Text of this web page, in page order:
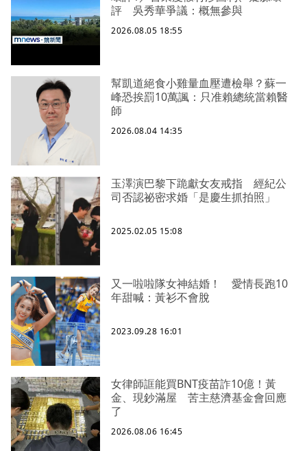
評 吳秀華爭議：概無參與
2026.08.05 18:55
幫凱道絕食小雞量血壓遭檢舉？蘇一
峰恐挨罰10萬諷：只准賴總統當賴醫
師
2026.08.04 14:35
玉澤演巴黎下跪獻女友戒指 經紀公
司否認祕密求婚「是慶生抓拍照」
2025.02.05 15:08
又一啦啦隊女神結婚！ 愛情長跑10
年甜喊：黃衫不會脫
2023.09.28 16:01
女律師誆能買BNT疫苗詐10億！黃
金、現鈔滿屋 苦主慈濟基金會回應
了
2026.08.06 16:45